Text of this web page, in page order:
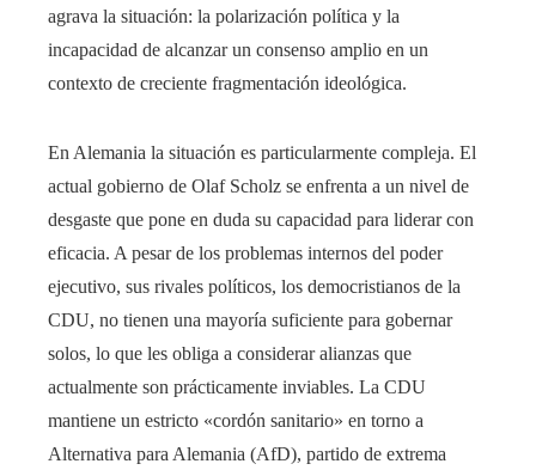
agrava la situación: la polarización política y la
incapacidad de alcanzar un consenso amplio en un
contexto de creciente fragmentación ideológica.
En Alemania la situación es particularmente compleja. El
actual gobierno de Olaf Scholz se enfrenta a un nivel de
desgaste que pone en duda su capacidad para liderar con
eficacia. A pesar de los problemas internos del poder
ejecutivo, sus rivales políticos, los democristianos de la
CDU, no tienen una mayoría suficiente para gobernar
solos, lo que les obliga a considerar alianzas que
actualmente son prácticamente inviables. La CDU
mantiene un estricto «cordón sanitario» en torno a
Alternativa para Alemania (AfD), partido de extrema